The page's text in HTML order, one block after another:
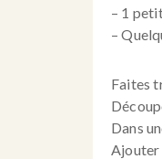
– 1
–
Faites
Dans
Ajouter